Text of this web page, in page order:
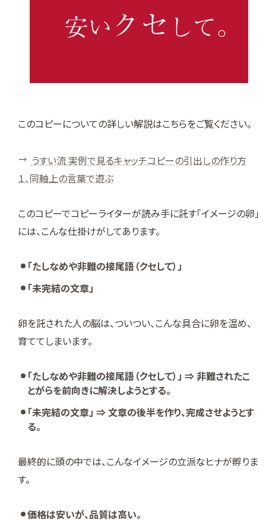
このコピーについての詳しい解説はこちらをご覧ください。
うすい流 実例で見るキャッチコピーの引出しの作り方
１．同軸上の言葉で遊ぶ
このコピーでコピーライターが読み手に託す「イメージの卵」
には、こんな仕掛けがしてあります。
「たしなめや非難の接尾語（クセして）」
「未完結の文章」
卵を託された人の脳は、ついつい、こんな具合に卵を温め、
育ててしまいます。
「たしなめや非難の接尾語（クセして）」 ⇒ 非難されたこ
とがらを前向きに解決しようとする。
「未完結の文章」 ⇒ 文章の後半を作り、完成させようとす
る。
最終的に頭の中では、こんなイメージの立派なヒナが孵りま
す。
価格は安いが、品質は高い。